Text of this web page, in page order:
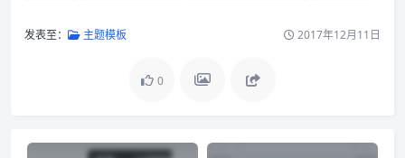
发表至： 主题模板 2017年12月11日
0